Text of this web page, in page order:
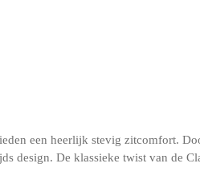
een heerlijk stevig zitcomfort.
design. De klassieke twist van de